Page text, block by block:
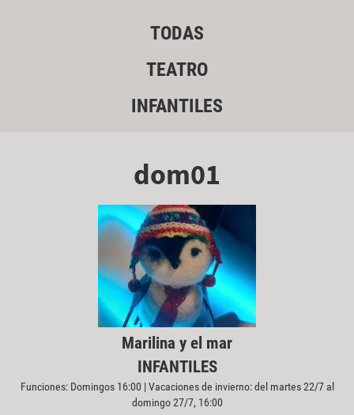
TODAS
TEATRO
INFANTILES
dom01
Marilina y el mar
INFANTILES
Funciones: Domingos 16:00 | Vacaciones de invierno: del martes 22/7 al
domingo 27/7, 16:00